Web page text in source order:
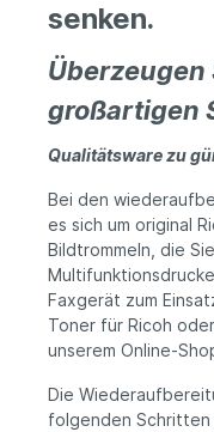
senken.
Überzeugen
großartigen
Qualitätsware zu
Bei den
es sich um original
Bildtrommeln, die
Faxgerät zum
Toner für Ricoh
unserem Online-
Die
folgenden Schritten